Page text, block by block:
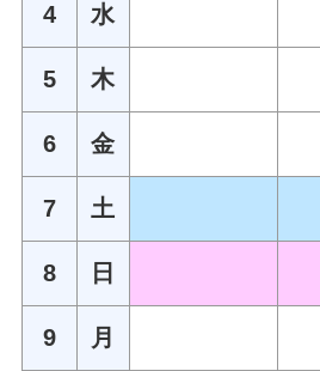
4 水
5 木
6 金
7 土
8 日
9 月